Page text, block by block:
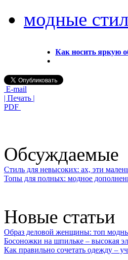
модные
Как носить яркую
E-mail
| Печать |
PDF
Обсуждаемые
Стиль для невысоких: ах, эти
Топы для полных: модное
Новые статьи
Образ деловой женщины: топ
Босоножки на шпильке – высокая
Как правильно сочетать одежду –